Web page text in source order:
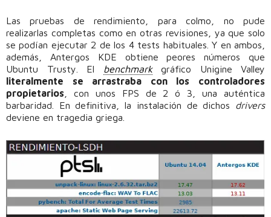
Las pruebas de rendimiento, para colmo, no pude
realizarlas completas como en otras revisiones, ya que solo
se podían ejecutar 2 de los 4 tests habituales. Y en ambos,
además, Antergos KDE obtiene peores números que
Ubuntu Trusty. El
benchmarkgráfico Unigine Valley
literalmente se arrastraba con los controladores
propietarios , con unos FPS de 2 ó 3, una auténtica
barbaridad. En definitiva, la instalación de dichos drivers
deviene en tragedia griega.